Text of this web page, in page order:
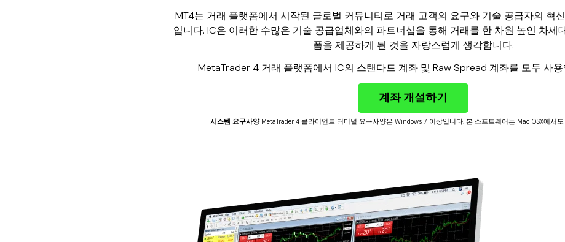
MT4는 거래 플랫폼에서 시작된 글로벌 커뮤니티로 거래 고객의 요구와 기술 공급자의 혁
입니다. IC은 이러한 수많은 기술 공급업체와의 파트너십을 통해 거래를 한 차원 높인 차세
폼을 제공하게 된 것을 자랑스럽게 생각합니다.
MetaTrader 4 거래 플랫폼에서 IC의 스탠다드 계좌 및 Raw Spread 계좌를 모두 사
계좌 개설하기
시스템 요구사양MetaTrader 4 클라이언트 터미널 요구사양은 Windows 7 이상입니다. 본 소프트웨어는 Mac OSX에서